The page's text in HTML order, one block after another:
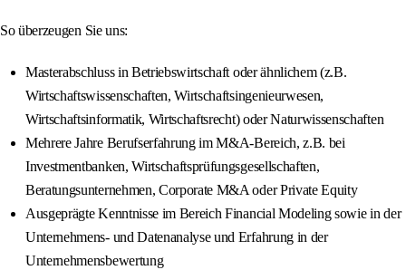
So überzeugen Sie uns:
Masterabschluss in Betriebswirtschaft oder ähnlichem (z.B.
Wirtschaftswissenschaften, Wirtschaftsingenieurwesen,
Wirtschaftsinformatik, Wirtschaftsrecht) oder Naturwissenschaften
Mehrere Jahre Berufserfahrung im M&A-Bereich, z.B. bei
Investmentbanken, Wirtschaftsprüfungsgesellschaften,
Beratungsunternehmen, Corporate M&A oder Private Equity
Ausgeprägte Kenntnisse im Bereich Financial Modeling sowie in der
Unternehmens- und Datenanalyse und Erfahrung in der
Unternehmensbewertung